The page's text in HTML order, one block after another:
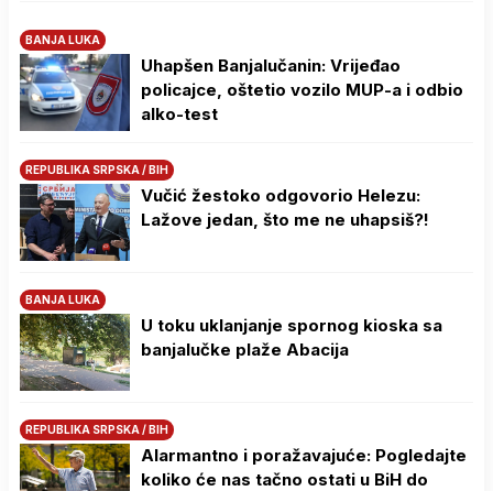
BANJA LUKA
Uhapšen Banjalučanin: Vrijeđao
policajce, oštetio vozilo MUP-a i odbio
alko-test
REPUBLIKA SRPSKA / BIH
Vučić žestoko odgovorio Helezu:
Lažove jedan, što me ne uhapsiš?!
BANJA LUKA
U toku uklanjanje spornog kioska sa
banjalučke plaže Abacija
REPUBLIKA SRPSKA / BIH
Alarmantno i poražavajuće: Pogledajte
koliko će nas tačno ostati u BiH do